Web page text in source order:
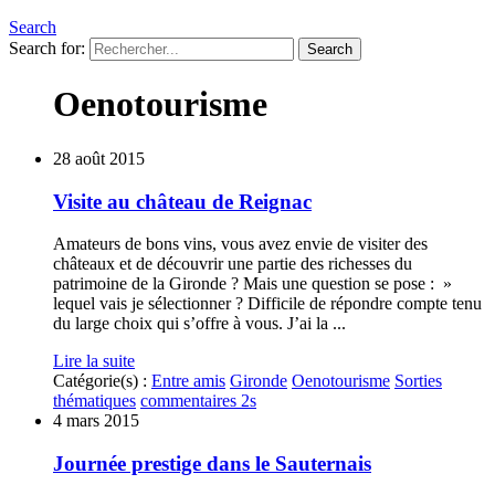
Search
Search for:
Oenotourisme
28 août 2015
Visite au château de Reignac
Amateurs de bons vins, vous avez envie de visiter des
châteaux et de découvrir une partie des richesses du
patrimoine de la Gironde ? Mais une question se pose : »
lequel vais je sélectionner ? Difficile de répondre compte tenu
du large choix qui s’offre à vous. J’ai la ...
Lire la suite
Catégorie(s) : Entre amis Gironde Oenotourisme Sorties
thématiques commentaires 2s
4 mars 2015
Journée prestige dans le Sauternais